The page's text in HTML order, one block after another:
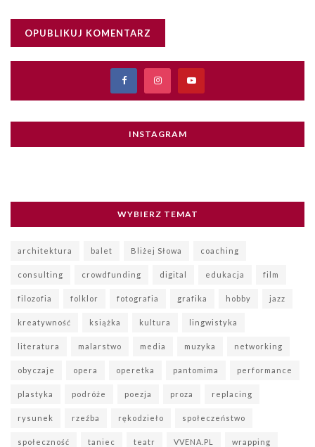
INSTAGRAM
WYBIERZ TEMAT
architektura balet Bliżej Słowa coaching
consulting crowdfunding digital edukacja film
filozofia folklor fotografia grafika hobby jazz
kreatywność książka kultura lingwistyka
literatura malarstwo media muzyka networking
obyczaje opera operetka pantomima performance
plastyka podróże poezja proza replacing
rysunek rzeźba rękodzieło społeczeństwo
społeczność taniec teatr VVENA.PL wrapping